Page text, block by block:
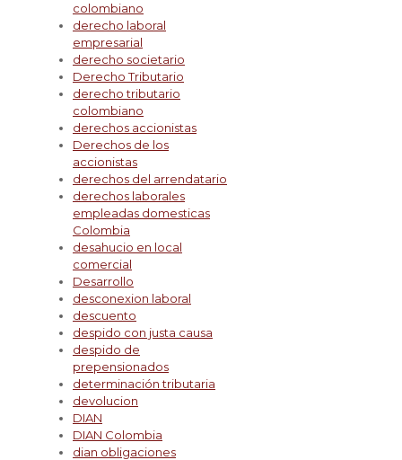
colombiano
derecho laboral
empresarial
derecho societario
Derecho Tributario
derecho tributario
colombiano
derechos accionistas
Derechos de los
accionistas
derechos del arrendatario
derechos laborales
empleadas domesticas
Colombia
desahucio en local
comercial
Desarrollo
desconexion laboral
descuento
despido con justa causa
despido de
prepensionados
determinación tributaria
devolucion
DIAN
DIAN Colombia
dian obligaciones